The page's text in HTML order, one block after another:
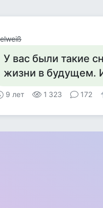
У вас были такие
жизни в будущем.
9 лет 1 323 172